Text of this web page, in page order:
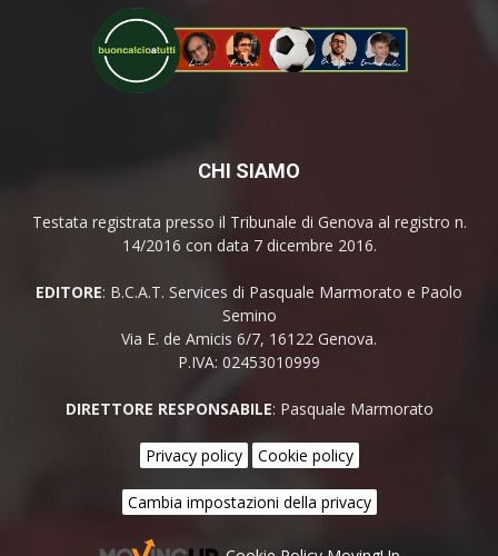
CHI SIAMO
Testata registrata presso il Tribunale di Genova al registro n.
14/2016 con data 7 dicembre 2016.
EDITORE: B.C.A.T. Services di Pasquale Marmorato e Paolo
Semino
Via E. de Amicis 6/7, 16122 Genova.
P.IVA: 02453010999
DIRETTORE RESPONSABILE: Pasquale Marmorato
Privacy policy Cookie policy
Cambia impostazioni della privacy